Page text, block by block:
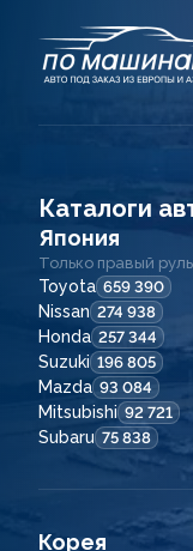
Каталоги
Япония
Только правый
Toyota 659 390
Nissan 274 938
Honda 257 344
Suzuki 196 805
Mazda 93 084
Mitsubishi 92 721
Subaru 75 838
Корея